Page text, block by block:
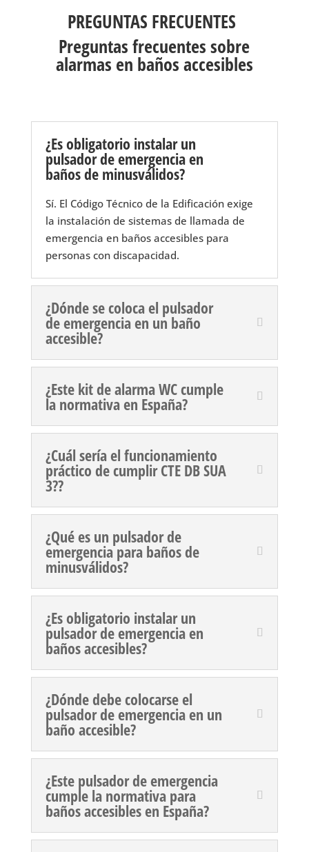
PREGUNTAS FRECUENTES
Preguntas frecuentes sobre
alarmas en baños accesibles
¿Es obligatorio instalar un
pulsador de emergencia en
baños de minusválidos?
Sí. El Código Técnico de la Edificación exige
la instalación de sistemas de llamada de
emergencia en baños accesibles para
personas con discapacidad.
¿Dónde se coloca el pulsador
de emergencia en un baño
accesible?
¿Este kit de alarma WC cumple
la normativa en España?
¿Cuál sería el funcionamiento
práctico de cumplir CTE DB SUA
3??
¿Qué es un pulsador de
emergencia para baños de
minusválidos?
¿Es obligatorio instalar un
pulsador de emergencia en
baños accesibles?
¿Dónde debe colocarse el
pulsador de emergencia en un
baño accesible?
¿Este pulsador de emergencia
cumple la normativa para
baños accesibles en España?